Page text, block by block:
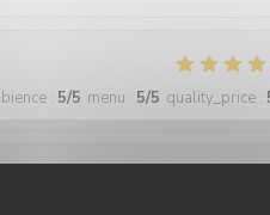
: 5/5 menu : 5/5 quality_price :